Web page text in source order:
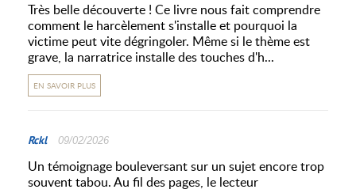
Très belle découverte ! Ce livre nous fait comprendre
comment le harcèlement s'installe et pourquoi la
victime peut vite dégringoler. Même si le thème est
grave, la narratrice installe des touches d'h...
EN SAVOIR PLUS
Rckl 09/02/2026
Un témoignage bouleversant sur un sujet encore trop
souvent tabou. Au fil des pages, le lecteur